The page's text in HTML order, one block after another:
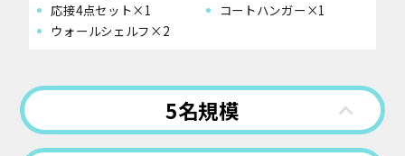
応接4点セット×1
コートハンガー×1
ウォールシェルフ×2
5名規模